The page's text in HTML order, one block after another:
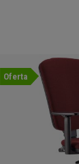
Oferta